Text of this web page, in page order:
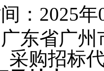
： 2025年
东省广
采购招标